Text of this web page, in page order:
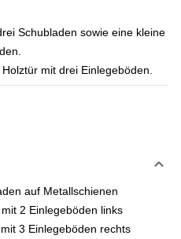
Schubladen sowie eine kleine
mit drei Einlegeböden.
auf Metallschienen
2 Einlegeböden links
3 Einlegeböden rechts